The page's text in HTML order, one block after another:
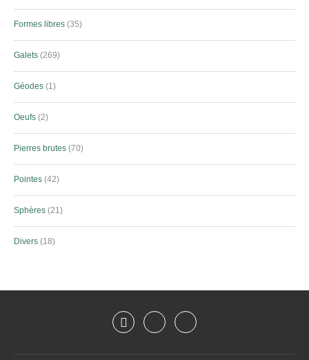
Formes libres 35
Galets 269
Géodes 1
Oeufs 2
Pierres brutes 70
Pointes 42
Sphères 21
Divers 18